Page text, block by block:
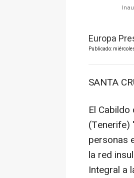
Europa
Publicado:
SANTA
El
(Tenerife)
personas
la red
Integral a